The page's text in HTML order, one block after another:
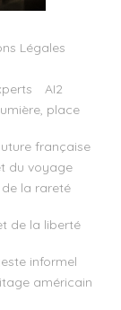
Légales
AI2
place
française
du voyage
la rareté
de la liberté
informel
américain